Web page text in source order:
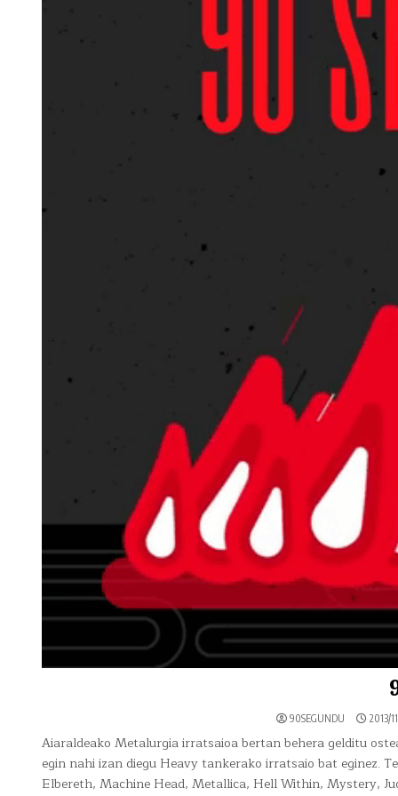
90SEGUNDU 2013/
Aiaraldeako Metalurgia irratsaioa bertan behera gelditu
egin nahi izan diegu Heavy tankerako irratsaio bat eginez.
Elbereth, Machine Head, Metallica, Hell Within, Mystery,